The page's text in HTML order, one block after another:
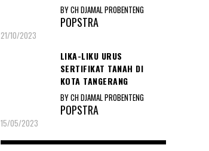
BY CH DJAMAL PROBENTENG
POPSTRA
21/10/2023
LIKA-LIKU URUS
SERTIFIKAT TANAH DI
KOTA TANGERANG
BY CH DJAMAL PROBENTENG
POPSTRA
15/05/2023